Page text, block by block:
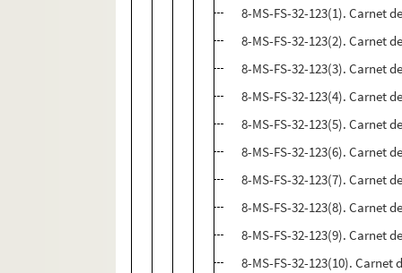
8-MS-FS-32-123(1). Carnet
8-MS-FS-32-123(2). Carnet
8-MS-FS-32-123(3). Carnet
8-MS-FS-32-123(4). Carnet
8-MS-FS-32-123(5). Carnet
8-MS-FS-32-123(6). Carnet
8-MS-FS-32-123(7). Carnet
8-MS-FS-32-123(8). Carnet
8-MS-FS-32-123(9). Carnet
8-MS-FS-32-123(10). Carnet